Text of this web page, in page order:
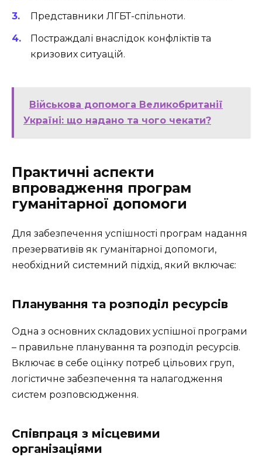
Представники ЛГБТ-спільноти.
Постраждалі внаслідок конфліктів та
кризових ситуацій.
Військова допомога Великобританії
Україні: що надано та чого чекати?
Практичні аспекти
впровадження програм
гуманітарної допомоги
Для забезпечення успішності програм надання
презервативів як гуманітарної допомоги,
необхідний системний підхід, який включає:
Планування та розподіл ресурсів
Одна з основних складових успішної програми
– правильне планування та розподіл ресурсів.
Включає в себе оцінку потреб цільових груп,
логістичне забезпечення та налагодження
систем розповсюдження.
Співпраця з місцевими
організаціями